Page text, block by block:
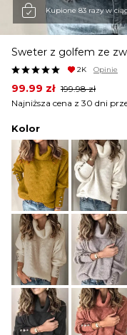
SPÓDNICE
KOMBINEZONY
DRESY
MARYNARKI
BLUZY
BUTY
Kupione 83 razy w
Sweter z golfem ze
2K Opinie
199.98zł
Original
price
was:
99.99 zł
Current
price
is:
Najniższa cena z 30 dni
Kolor